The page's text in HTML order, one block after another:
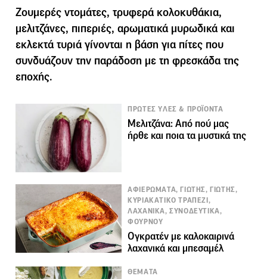
Ζουμερές ντομάτες, τρυφερά κολοκυθάκια,
μελιτζάνες, πιπεριές, αρωματικά μυρωδικά και
εκλεκτά τυριά γίνονται η βάση για πίτες που
συνδυάζουν την παράδοση με τη φρεσκάδα της
εποχής.
ΠΡΩΤΕΣ ΥΛΕΣ & ΠΡΟΪΟΝΤΑ
Μελιτζάνα: Από πού μας
ήρθε και ποια τα μυστικά της
ΑΦΙΕΡΩΜΑΤΑ, ΓΙΩΤΗΣ, ΓΙΩΤΗΣ,
ΚΥΡΙΑΚΑΤΙΚΟ ΤΡΑΠΕΖΙ,
ΛΑΧΑΝΙΚΑ, ΣΥΝΟΔΕΥΤΙΚΑ,
ΦΟΥΡΝΟΥ
Ογκρατέν με καλοκαιρινά
λαχανικά και μπεσαμέλ
ΘΕΜΑΤΑ